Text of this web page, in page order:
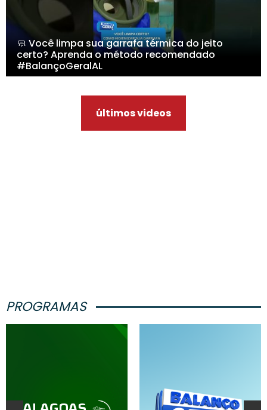
🧼 Você limpa sua garrafa térmica do jeito
certo? Aprenda o método recomendado
#BalançoGeralAL
últimos videos
PROGRAMAS